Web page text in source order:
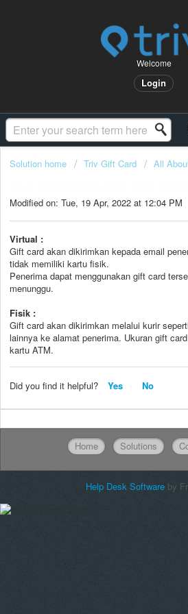
Welcome
Login
Solution home Triv Gift Card All
Modified on: Tue, 19 Apr, 2022 at 12:04 PM
Virtual :
Gift card akan dikirimkan kepada email
tidak memiliki kartu fisik.
Penerima dapat menggunakan gift card
menunggu.
Fisik :
Gift card akan dikirimkan melalui kurir
lainnya ke alamat penerima. Ukuran gift
kartu ATM.
Did you find it helpful? Yes No
Home Solutions
Help Desk Software by